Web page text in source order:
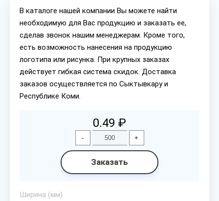
В каталоге нашей компании Вы можете найти
необходимую для Вас продукцию и заказать ее,
сделав звонок нашим менеджерам. Кроме того,
есть возможность нанесения на продукцию
логотипа или рисунка. При крупных заказах
действует гибкая система скидок. Доставка
заказов осуществляется по Сыктывкару и
Республике Коми.
0.49 ₽
- +
Заказать
Ширина (мм)